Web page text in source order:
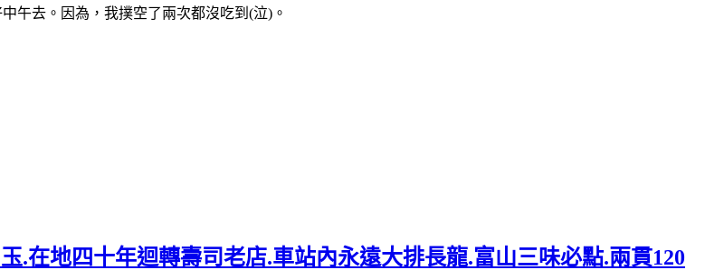
午去。因為，我撲空了兩次都沒吃到(泣)。
.在地四十年迴轉壽司老店.車站內永遠大排長龍.富山三味必點.兩貫120